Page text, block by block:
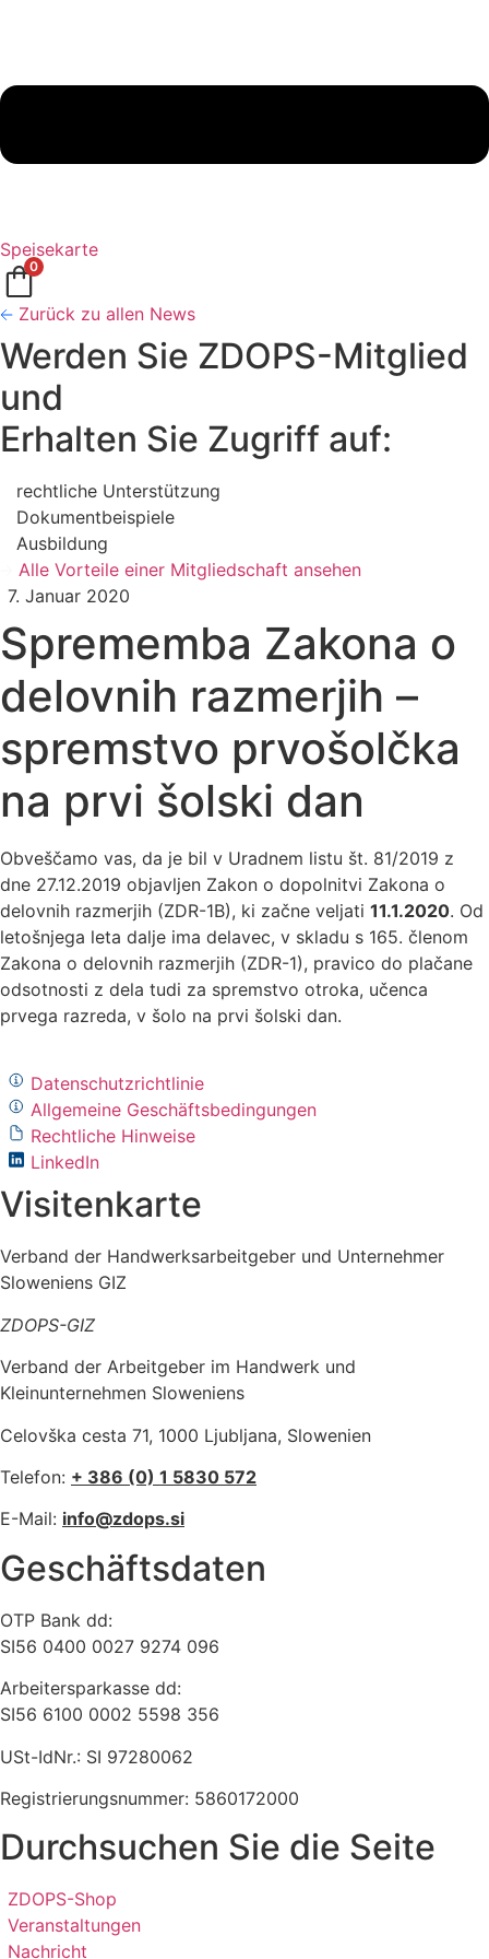
Speisekarte
0
Zurück zu allen News
Werden Sie ZDOPS-Mitglied
und
Erhalten Sie Zugriff auf:
rechtliche Unterstützung
Dokumentbeispiele
Ausbildung
Alle Vorteile einer Mitgliedschaft ansehen
7. Januar 2020
Sprememba Zakona o
delovnih razmerjih –
spremstvo prvošolčka
na prvi šolski dan
Obveščamo vas, da je bil v Uradnem listu št. 81/2019 z
dne 27.12.2019 objavljen Zakon o dopolnitvi Zakona o
delovnih razmerjih (ZDR-1B), ki začne veljati 11.1.2020. Od
letošnjega leta dalje ima delavec, v skladu s 165. členom
Zakona o delovnih razmerjih (ZDR-1), pravico do plačane
odsotnosti z dela tudi za spremstvo otroka, učenca
prvega razreda, v šolo na prvi šolski dan.
Datenschutzrichtlinie
Allgemeine Geschäftsbedingungen
Rechtliche Hinweise
LinkedIn
Visitenkarte
Verband der Handwerksarbeitgeber und Unternehmer
Sloweniens GIZ
ZDOPS-GIZ
Verband der Arbeitgeber im Handwerk und
Kleinunternehmen Sloweniens
Celovška cesta 71, 1000 Ljubljana, Slowenien
Telefon: + 386 (0) 1 5830 572
E-Mail: info@zdops.si
Geschäftsdaten
OTP Bank dd:
SI56 0400 0027 9274 096
Arbeitersparkasse dd:
SI56 6100 0002 5598 356
USt-IdNr.: SI 97280062
Registrierungsnummer: 5860172000
Durchsuchen Sie die Seite
ZDOPS-Shop
Veranstaltungen
Nachricht